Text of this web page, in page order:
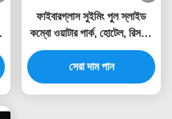
ফাইবারগ্লাস সুইমিং পুল স্লাইড
কম্বো ওয়াটার পার্ক, হোটেল, রিসর্টের
জন্য উপযুক্ত
সেরা দাম পান